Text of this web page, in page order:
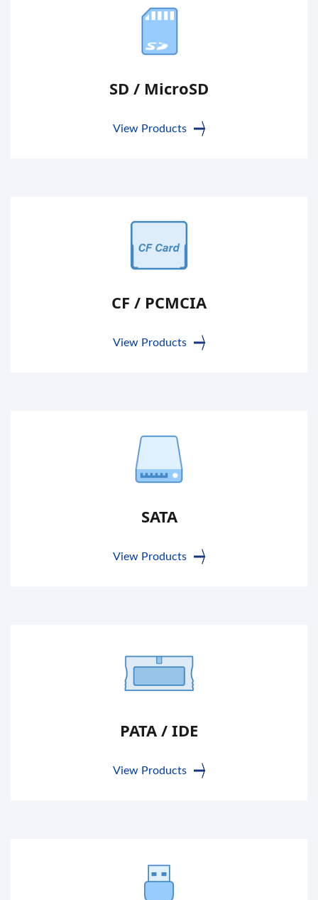
SD / MicroSD
View Products
CF / PCMCIA
View Products
SATA
View Products
PATA / IDE
View Products